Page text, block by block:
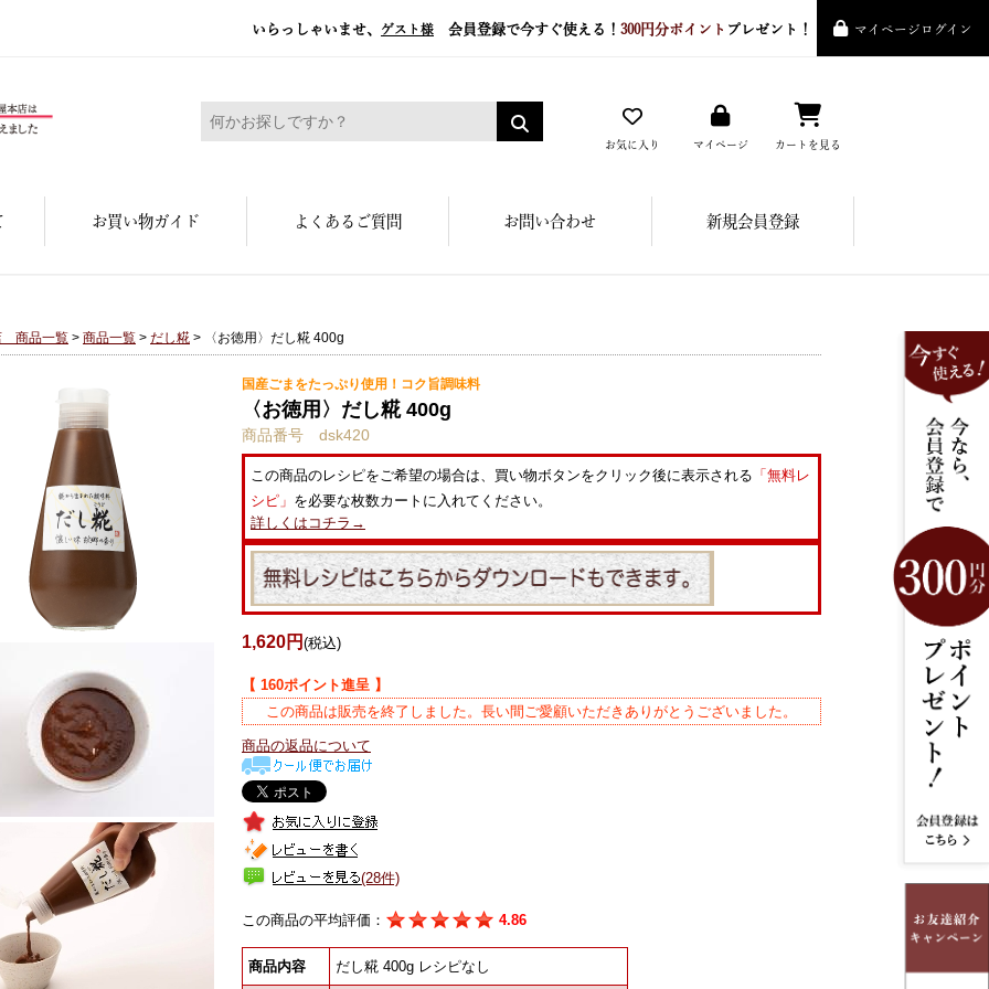
いらっしゃいませ、 ゲスト様 会員登録で今すぐ使える！ 300円分ポイント プレゼント！ マイページログイン
糀屋本店 - 元禄二年。創業三百余年の味
お気に入り マイページ カートを見る
お買い物ガイド よくあるご質問 お問い合わせ 新規会員登録
商品一覧 > 商品一覧 > だし糀 > 〈お徳用〉だし糀 400g
国産ごまをたっぷり使用！コク旨調味料
〈お徳用〉だし糀 400g
商品番号 dsk420
この商品のレシピをご希望の場合は、買い物ボタンをクリック後に表示される 「無料レ
シピ」 を必要な枚数カートに入れてください。
詳しくはコチラ→
1,620円 (税込)
【 160ポイント進呈 】
この商品は販売を終了しました。長い間ご愛顧いただきありがとうございました。
商品の返品について
(28件)
この商品の平均評価： 4.86
商品内容 だし糀 400g レシピなし